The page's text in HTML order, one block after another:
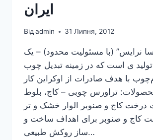
ایران
Відadmin 31 Липня, 2012
نرایس” (با مسئولیت محدود) – یک
ی است که در زمینه تبدیل چوب
با هدف صادرات از اوکراین کار
تراورس چوبی – کاج، بلوط
کاج و صنوبر الوار خشک و تر
کاج و صنوبر برای اهداف ساخت و
ساز روکش طبیعی…